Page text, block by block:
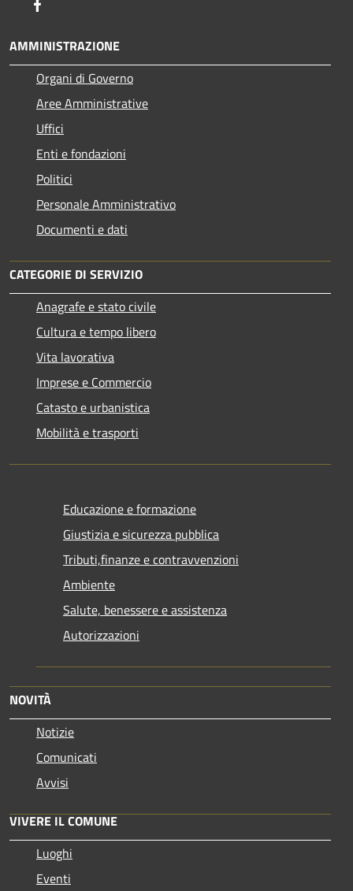
AMMINISTRAZIONE
Organi di Governo
Aree Amministrative
Uffici
Enti e fondazioni
Politici
Personale Amministrativo
Documenti e dati
CATEGORIE DI SERVIZIO
Anagrafe e stato civile
Cultura e tempo libero
Vita lavorativa
Imprese e Commercio
Catasto e urbanistica
Mobilità e trasporti
Educazione e formazione
Giustizia e sicurezza pubblica
Tributi,finanze e contravvenzioni
Ambiente
Salute, benessere e assistenza
Autorizzazioni
NOVITÀ
Notizie
Comunicati
Avvisi
VIVERE IL COMUNE
Luoghi
Eventi